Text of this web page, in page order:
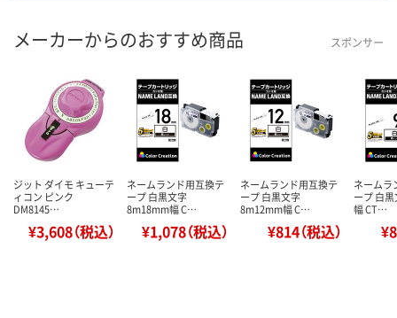
メーカーからのおすすめ商品 スポンサー
ジット ダイモ キューテ
ィコン ピンク
DM8145…
¥3,608（税込）
ネームランド用互換テ
ープ 白黒文字
8m18mm幅 C…
¥1,078（税込）
ネームランド用互換テ
ープ 白黒文字
8m12mm幅 C…
¥814（税込）
ネームラ
ープ 白
幅 CT…